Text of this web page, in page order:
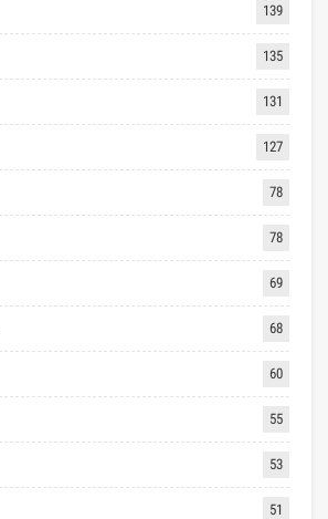
139
135
131
127
78
78
69
68
60
55
53
51